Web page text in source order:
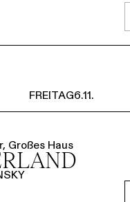
FREITAG6.11.
Großes Haus